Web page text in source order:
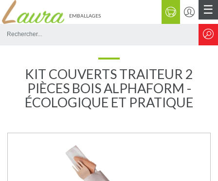
☰
EMBALLAGES
KIT COUVERTS TRAITEUR 2
PIÈCES BOIS ALPHAFORM -
ÉCOLOGIQUE ET PRATIQUE